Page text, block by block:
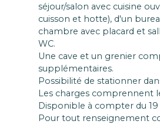
séjour/salon avec cuisine
cuisson et hotte), d'un
chambre avec placard et
WC.
Une cave et un grenier
supplémentaires.
Possibilité de stationner
Les charges comprennent
Disponible à compter du 19
Pour tout renseignement